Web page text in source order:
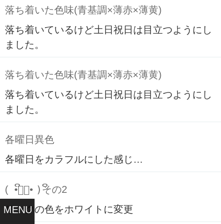
MENU
落ち着いた色味(青基調×薄赤×薄黄)
落ち着いているけど土日祝日は目立つようにし
ました。
落ち着いた色味(青基調×薄赤×薄黄)
落ち着いているけど土日祝日は目立つようにし
ました。
各曜日異色
各曜日をカラフルにした感じ…
( ິ•ᆺ⃘• )ິその2
リンクの色をホワイトに変更